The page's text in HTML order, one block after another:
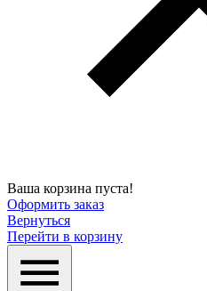
Ваша корзина пуста!
Оформить заказ
Вернуться
Перейти в корзину